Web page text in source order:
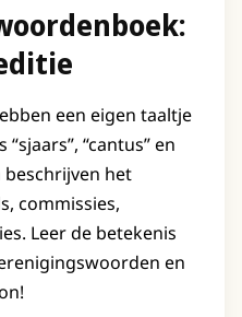
een eigen taaltje
“cantus” en
beschrijven het
commissies,
Leer de betekenis
en